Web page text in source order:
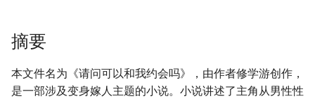
摘要
本文件名为《请问可以和我约会吗》，由作者修学游创作，
是一部涉及变身嫁人主题的小说。小说讲述了主角从男性性